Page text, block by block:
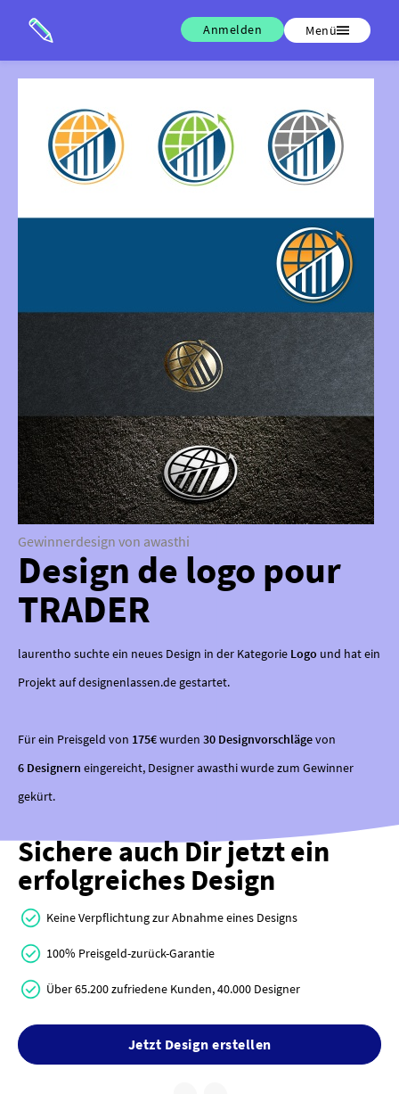
Anmelden Menü
Gewinnerdesign von awasthi
Design de logo pour
TRADER
laurentho suchte ein neues Design in der Kategorie Logo und hat ein
Projekt auf designenlassen.de gestartet.
Für ein Preisgeld von 175€wurden 30 Designvorschlägevon
6 Designern eingereicht, Designer awasthi wurde zum Gewinner
gekürt.
Sichere auch Dir jetzt ein
erfolgreiches Design
Keine Verpflichtung zur Abnahme eines Designs
100% Preisgeld-zurück-Garantie
Über 65.200 zufriedene Kunden, 40.000 Designer
Jetzt Design erstellen